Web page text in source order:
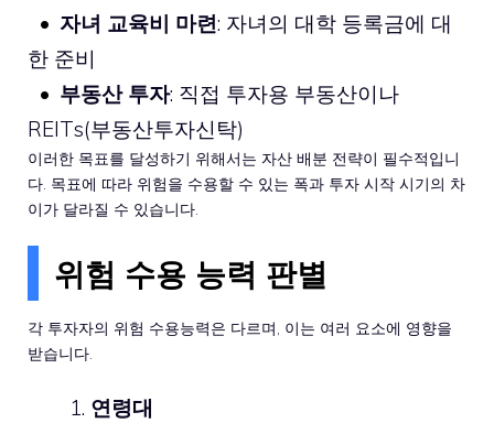
자녀 교육비 마련: 자녀의 대학 등록금에 대
한 준비
부동산 투자: 직접 투자용 부동산이나
REITs(부동산투자신탁)
이러한 목표를 달성하기 위해서는 자산 배분 전략이 필수적입니
다. 목표에 따라 위험을 수용할 수 있는 폭과 투자 시작 시기의 차
이가 달라질 수 있습니다.
위험 수용 능력 판별
각 투자자의 위험 수용능력은 다르며, 이는 여러 요소에 영향을
받습니다.
연령대